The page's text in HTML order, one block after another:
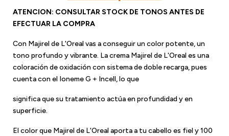
ATENCION: CONSULTAR STOCK DE TONOS ANTES DE
EFECTUAR LA COMPRA
Con Majirel de L'Oreal vas a conseguir un color potente, un
tono profundo y vibrante. La crema Majirel de L'Oreal es una
coloración de oxidación con sistema de doble recarga, pues
cuenta con el Ioneme G + Incell, lo que
significa que su tratamiento actúa en profundidad y en
superficie.
El color que Majirel de L'Oreal aporta a tu cabello es fiel y 100